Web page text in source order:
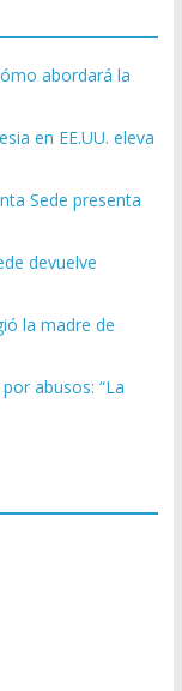
abordará la
en EE.UU. eleva
Sede presenta
devuelve
la madre de
abusos: “La